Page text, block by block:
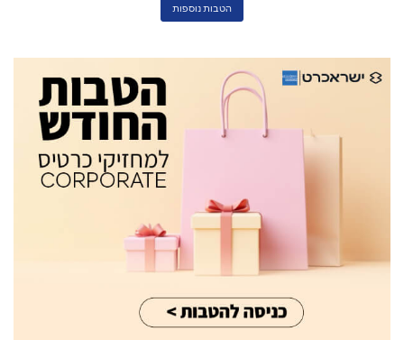
הטבות נוספות